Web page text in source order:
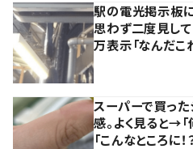
駅の電光掲示板
思わず二度見し
万表示「なんだこれ
スーパーで買っ
感。よく見ると→
「こんなところに